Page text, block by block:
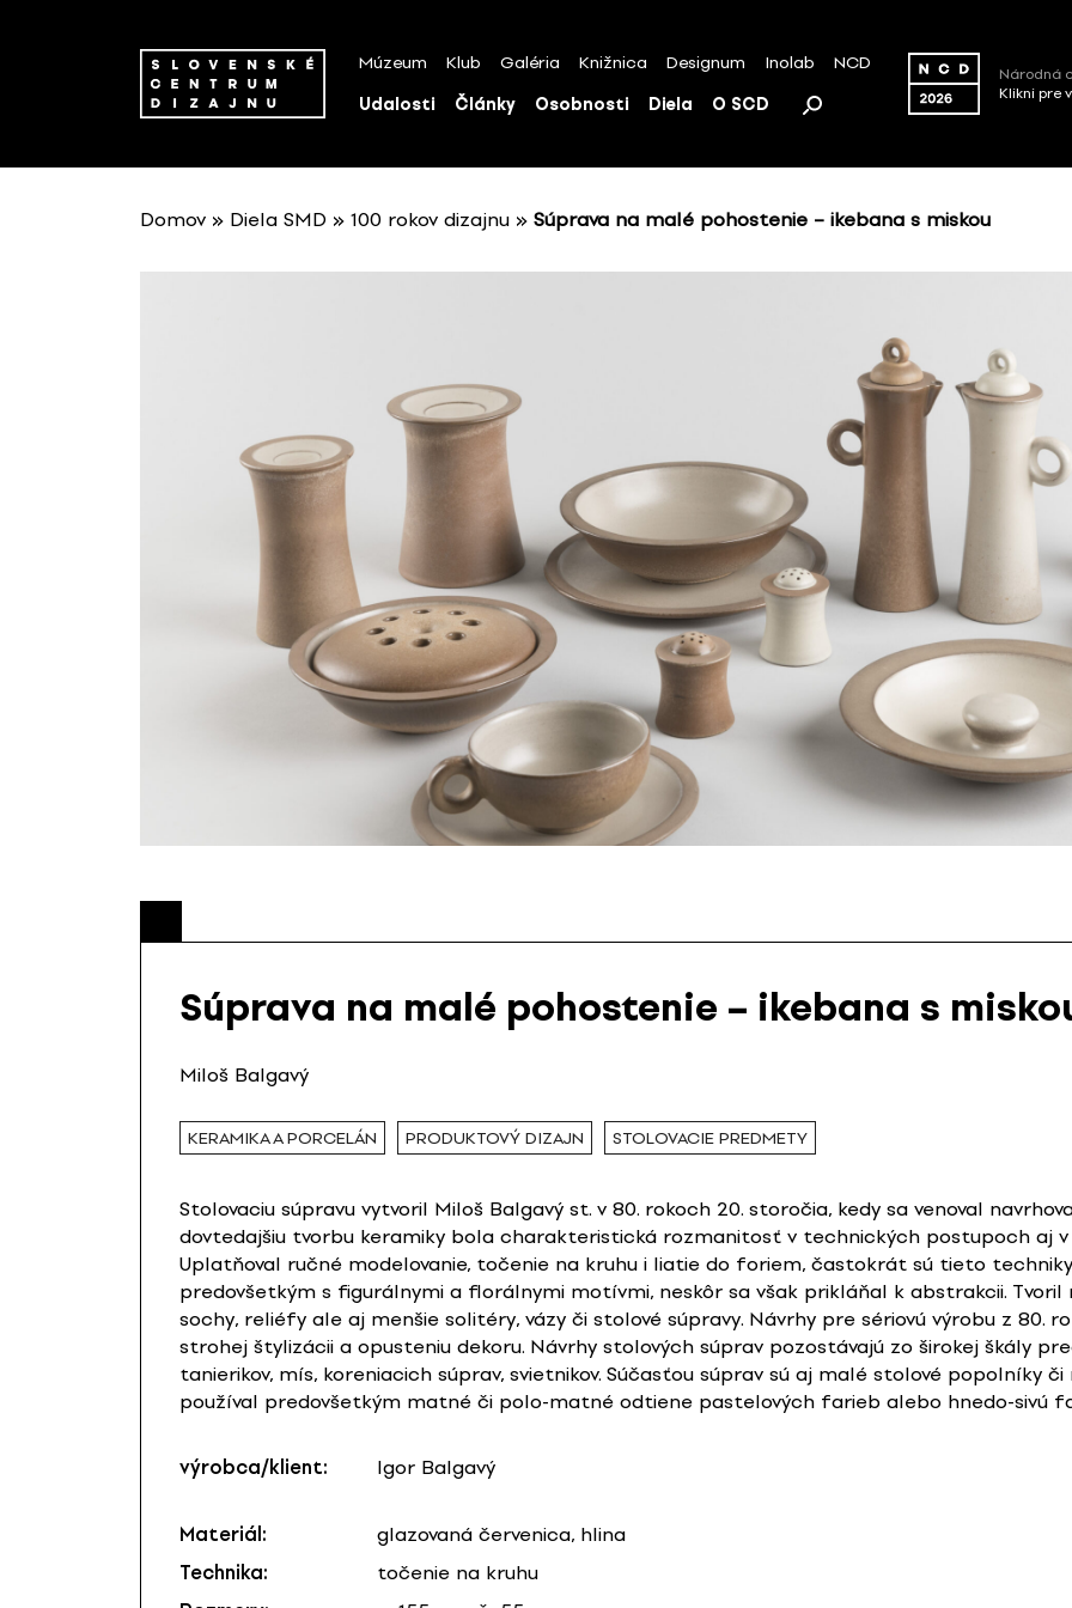
Múzeum Klub Galéria Knižnica Designum Inolab NCD
Udalosti Články Osobnosti Diela O SCD
Národná
Klikni pre
Domov » Diela SMD » 100 rokov dizajnu » Súprava na malé pohostenie – ikebana s miskou
Súprava na malé pohostenie – ikebana s
Miloš Balgavý
KERAMIKA A PORCELÁN PRODUKTOVÝ DIZAJN STOLOVACIE PREDMETY
Stolovaciu súpravu vytvoril Miloš Balgavý st. v 80. rokoch 20. storočia, kedy sa venoval
dovtedajšiu tvorbu keramiky bola charakteristická rozmanitosť v technických postupoch aj
Uplatňoval ručné modelovanie, točenie na kruhu i liatie do foriem, častokrát sú tieto techniky
predovšetkým s figurálnymi a florálnymi motívmi, neskôr sa však prikláňal k abstrakcii.
sochy, reliéfy ale aj menšie solitéry, vázy či stolové súpravy. Návrhy pre sériovú výrobu z 80.
strohej štylizácii a opusteniu dekoru. Návrhy stolových súprav pozostávajú zo širokej škály
tanierikov, mís, koreniacich súprav, svietnikov. Súčasťou súprav sú aj malé stolové popolníky či
používal predovšetkým matné či polo-matné odtiene pastelových farieb alebo hnedo-sivú
výrobca/klient: Igor Balgavý
Materiál:
glazovaná červenica, hlina
Technika:
točenie na kruhu